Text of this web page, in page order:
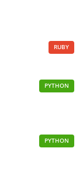
RUBY
PYTHON
PYTHON